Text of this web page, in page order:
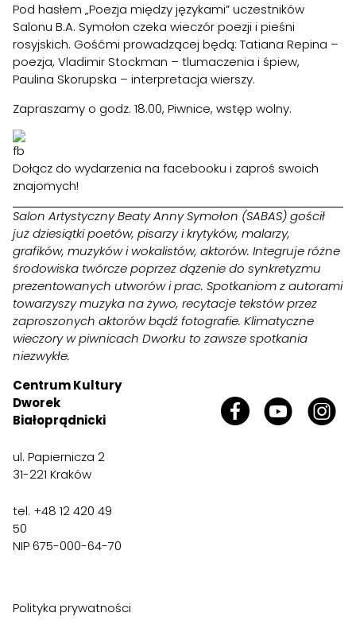
Pod hasłem „Poezja między językami” uczestników
Salonu B.A. Symołon czeka wieczór poezji i pieśni
rosyjskich. Gośćmi prowadzącej będą: Tatiana Repina –
poezja, Vladimir Stockman – tlumaczenia i śpiew,
Paulina Skorupska – interpretacja wierszy.
Zapraszamy o godz. 18.00, Piwnice, wstęp wolny.
Dołącz do wydarzenia na facebooku i zaproś swoich
znajomych!
Salon Artystyczny Beaty Anny Symołon (SABAS) gościł
już dziesiątki poetów, pisarzy i krytyków, malarzy,
grafików, muzyków i wokalistów, aktorów. Integruje różne
środowiska twórcze poprzez dążenie do synkretyzmu
prezentowanych utworów i prac. Spotkaniom z autorami
towarzyszy muzyka na żywo, recytacje tekstów przez
zaproszonych aktorów bądź fotografie. Klimatyczne
wieczory w piwnicach Dworku to zawsze spotkania
niezwykłe.
Centrum Kultury
Dworek
Białoprądnicki
ul. Papiernicza 2
31-221 Kraków
tel. +48 12 420 49
50
NIP 675-000-64-70
Polityka prywatności